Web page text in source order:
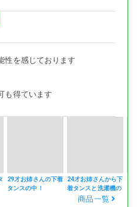
性を感じております
も得ています
29才お姉さんの下着
タンスの中！
24才お姉さんから下
着タンスと洗濯機の
中を見せて頂きまし
商品一覧